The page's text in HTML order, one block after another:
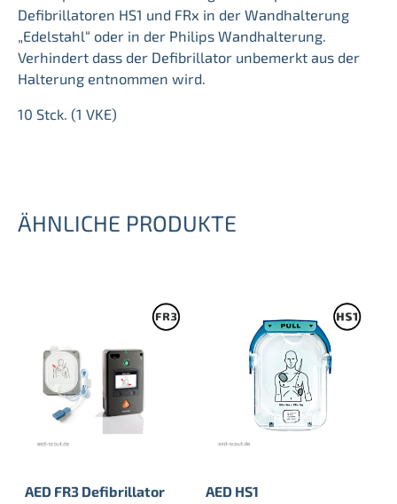
Defibrillatoren HS1 und FRx in der Wandhalterung
„Edelstahl“ oder in der Philips Wandhalterung.
Verhindert dass der Defibrillator unbemerkt aus der
Halterung entnommen wird.
10 Stck. (1 VKE)
ÄHNLICHE PRODUKTE
AED FR3 Defibrillator
AED HS1